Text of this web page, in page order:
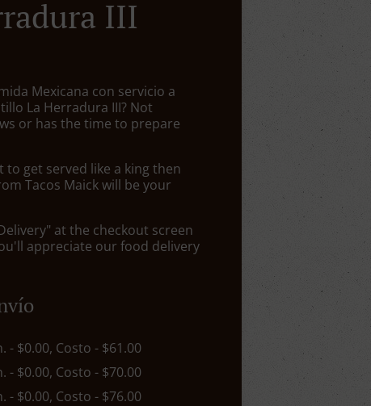
III
Mexicana con servicio a
La Herradura III? Not
or has the time to prepare
to get served like a king then
Tacos Maick will be your
at the checkout screen
appreciate our food delivery
- $0.00, Costo - $61.00
- $0.00, Costo - $70.00
- $0.00, Costo - $76.00